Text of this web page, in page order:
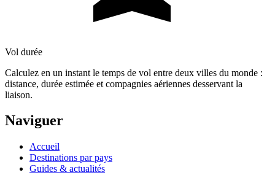
Vol durée
Calculez en un instant le temps de vol entre deux villes du monde :
distance, durée estimée et compagnies aériennes desservant la
liaison.
Naviguer
Accueil
Destinations par pays
Guides & actualités